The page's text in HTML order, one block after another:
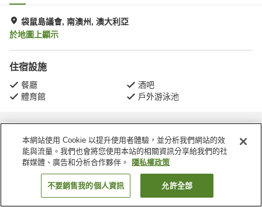
袋鼠島議會, 南澳州, 澳大利亞
於地圖上顯示
住宿設施
餐廳
酒吧
體育館
戶外游泳池
首頁 澳大利亞 南澳州 袋鼠島議會 袋鼠島臭氧飯店
找客房
本網站使用 Cookie 以提升使用者體驗，並分析我們網站的效
能與流量。我們也會將您使用本站的相關資訊分享給我們的社
群媒體、廣告和分析合作夥伴。
隱私權政策
不要銷售我的個人資訊 允許全部